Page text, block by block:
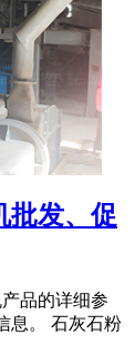
批发、促
品的详细参
息。 石灰石粉